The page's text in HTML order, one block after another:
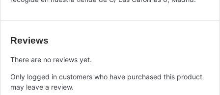
Reviews
There are no reviews yet.
Only logged in customers who have purchased this product
may leave a review.